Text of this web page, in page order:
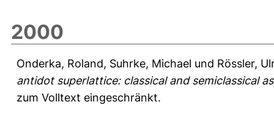
2000
Onderka, Roland, Suhrke, Michael und Rössler,
antidot superlattice: classical and semiclassical
zum Volltext eingeschränkt.